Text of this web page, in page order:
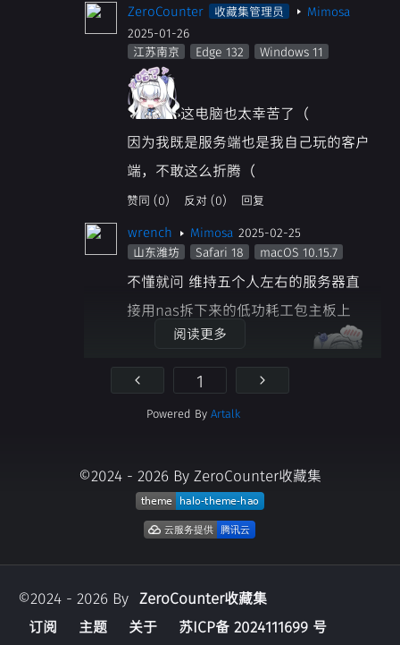
最后，好像炸了个十几乘十几区块的超大空置
域，造了个全物品分类机，这个服务器也算圆
满了（因为有了各种机器什么都不缺了，也渐
渐没意思了）。再加上我也没空了，于是坚持
了四五个月的服务器谢幕了。
现在，每当我翻到硬盘里将近20gb大小的服
务器存档，还是很惊叹于那时的大佬们。
（还有辛苦那台电脑了(不是)）
ZeroCounter 收藏集管理员
Mimosa
2025-01-26
江苏南京
Edge 132 Windows 11
这电脑也太幸苦了（
因为我既是服务端也是我自己玩的客户
端，不敢这么折腾（
赞同 (0) 反对 (0) 回复
wrench Mimosa 2025-02-25
山东潍坊
Safari 18 macOS 10.15.7
不懂就问 维持五个人左右的服务器直
接用nas拆下来的低功耗工包主板上
200w小型电源 能跑得起来吗
江苏南京
Edge 133 Windows 11
这还要取决于你的MC版本、加载器和
mod数量吧。
如果是纯原版低版本我感觉应该没问
题？
赞同 (0) 反对 (0) 回复
阅读更多
Powered By Artalk
©2024 - 2026 By ZeroCounter收藏集
©2024 - 2026 By ZeroCounter收藏集
订阅
主题 关于
苏ICP备 2024111699 号